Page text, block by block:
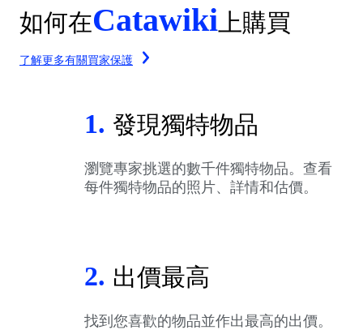
如何在Catawiki 上購買
了解更多有關買家保護
1. 發現獨特物品
瀏覽專家挑選的數千件獨特物品。查看
每件獨特物品的照片、詳情和估價。
2. 出價最高
找到您喜歡的物品並作出最高的出價。